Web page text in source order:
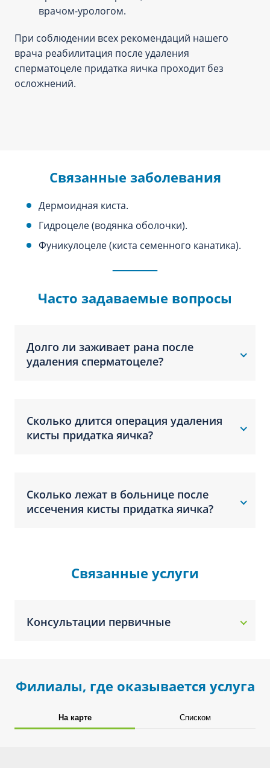
врачом-урологом.
При соблюдении всех рекомендаций нашего
врача реабилитация после удаления
сперматоцеле придатка яичка проходит без
осложнений.
Связанные заболевания
Дермоидная киста.
Гидроцеле (водянка оболочки).
Фуникулоцеле (киста семенного канатика).
Часто задаваемые вопросы
Долго ли заживает рана после
удаления сперматоцеле?
Сколько длится операция удаления
кисты придатка яичка?
Сколько лежат в больнице после
иссечения кисты придатка яичка?
Связанные услуги
Консультации первичные
Филиалы, где оказывается услуга
На карте Списком